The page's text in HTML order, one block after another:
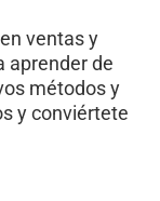
ventas y
aprender de
métodos y
y conviértete